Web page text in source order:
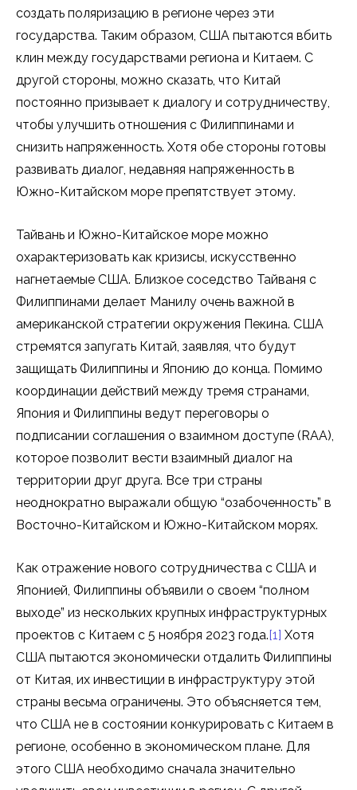
создать поляризацию в регионе через эти
государства. Таким образом, США пытаются вбить
клин между государствами региона и Китаем. С
другой стороны, можно сказать, что Китай
постоянно призывает к диалогу и сотрудничеству,
чтобы улучшить отношения с Филиппинами и
снизить напряженность. Хотя обе стороны готовы
развивать диалог, недавняя напряженность в
Южно-Китайском море препятствует этому.
Тайвань и Южно-Китайское море можно
охарактеризовать как кризисы, искусственно
нагнетаемые США. Близкое соседство Тайваня с
Филиппинами делает Манилу очень важной в
американской стратегии окружения Пекина. США
стремятся запугать Китай, заявляя, что будут
защищать Филиппины и Японию до конца. Помимо
координации действий между тремя странами,
Япония и Филиппины ведут переговоры о
подписании соглашения о взаимном доступе (RAA),
которое позволит вести взаимный диалог на
территории друг друга. Все три страны
неоднократно выражали общую “озабоченность” в
Восточно-Китайском и Южно-Китайском морях.
Как отражение нового сотрудничества с США и
Японией, Филиппины объявили о своем “полном
выходе” из нескольких крупных инфраструктурных
проектов с Китаем с 5 ноября 2023 года. [1] Хотя
США пытаются экономически отдалить Филиппины
от Китая, их инвестиции в инфраструктуру этой
страны весьма ограничены. Это объясняется тем,
что США не в состоянии конкурировать с Китаем в
регионе, особенно в экономическом плане. Для
этого США необходимо сначала значительно